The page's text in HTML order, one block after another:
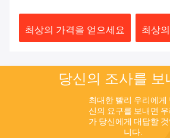
최상의 가격을 얻으세요 최상
당신의 조사를 보
최대한 빨리 우리에게
신의 요구를 보내면 우
가 당신에게 대답할 것
니다.